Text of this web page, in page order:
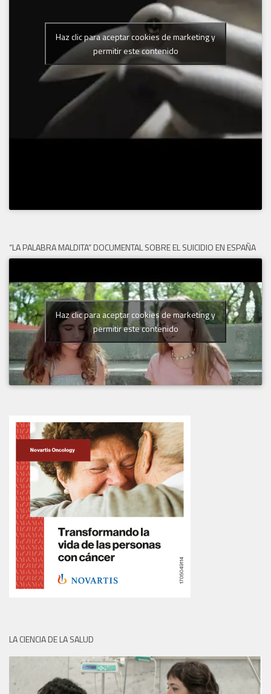
Haz clic para aceptar cookies de marketing y
permitir este contenido
“LA PALABRA MALDITA” DOCUMENTAL SOBRE EL SUICIDIO EN ESPAÑA
Haz clic para aceptar cookies de marketing y
permitir este contenido
LA CIENCIA DE LA SALUD